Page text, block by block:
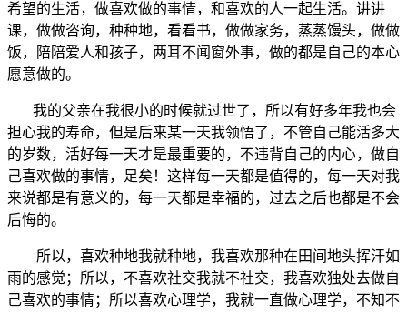
希望的生活，做喜欢做的事情，和喜欢的人一起生活。讲讲
课，做做咨询，种种地，看看书，做做家务，蒸蒸馒头，做做
饭，陪陪爱人和孩子，两耳不闻窗外事，做的都是自己的本心
愿意做的。
我的父亲在我很小的时候就过世了，所以有好多年我也会
担心我的寿命，但是后来某一天我领悟了，不管自己能活多大
的岁数，活好每一天才是最重要的，不违背自己的内心，做自
己喜欢做的事情，足矣！这样每一天都是值得的，每一天对我
来说都是有意义的，每一天都是幸福的，过去之后也都是不会
后悔的。
所以，喜欢种地我就种地，我喜欢那种在田间地头挥汗如
雨的感觉；所以，不喜欢社交我就不社交，我喜欢独处去做自
己喜欢的事情；所以喜欢心理学，我就一直做心理学，不知不